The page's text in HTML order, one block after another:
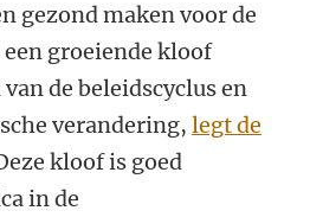
gezond maken voor de
groeiende kloof
de beleidscyclus en
verandering, legt de
kloof is goed
in de